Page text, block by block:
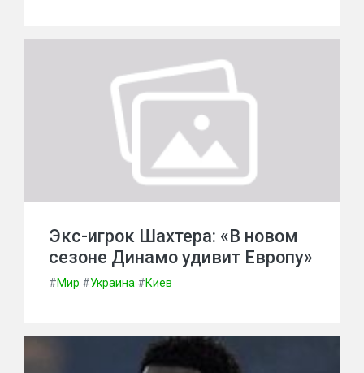
Экс-игрок Шахтера: «В новом
сезоне Динамо удивит Европу»
#Мир #Украина #Киев